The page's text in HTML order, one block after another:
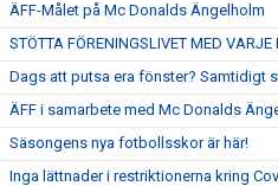
ÄFF-Målet på Mc Donalds Ängelholm
STÖTTA FÖRENINGSLIVET MED VARJE
Dags att putsa era fönster? Samtidigt
ÄFF i samarbete med Mc Donalds
Säsongens nya fotbollsskor är här!
Inga lättnader i restriktionerna kring